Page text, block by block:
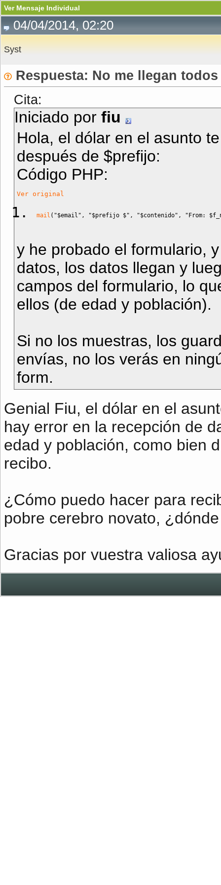
Ver Mensaje Individual
04/04/2014, 02:20
Syst
Respuesta: No me llegan
Cita:
Iniciado por fiu
Hola, el dólar en el asunto
después de $prefijo:
Código PHP:
Ver original
mail ( "$email " , "$prefijo $" , "$contenido" , "From:
y he probado el formulario,
datos, los datos llegan y
campos del formulario, lo
ellos (de edad y población).
Si no los muestras, los
envías, no los verás en
form.
Genial Fiu, el dólar en el
hay error en la recepción de
edad y población, como bien
recibo.
¿Cómo puedo hacer para
pobre cerebro novato,
Gracias por vuestra valiosa